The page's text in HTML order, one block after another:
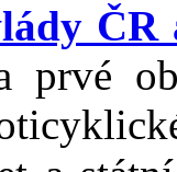
prvé